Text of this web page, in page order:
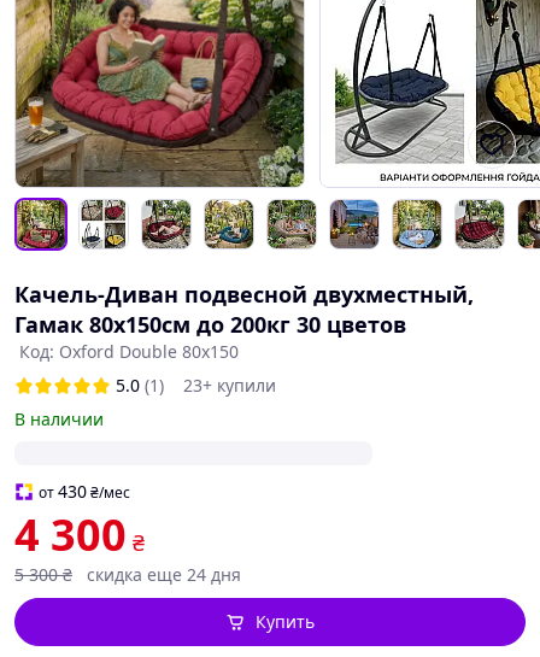
Качель-Диван подвесной двухместный,
Гамак 80х150см до 200кг 30 цветов
Код: Oxford Double 80х150
5.0 (1)
23+ купили
В наличии
от430₴/мес
4 300 ₴
5 300 ₴ скидка еще 24 дня
Купить